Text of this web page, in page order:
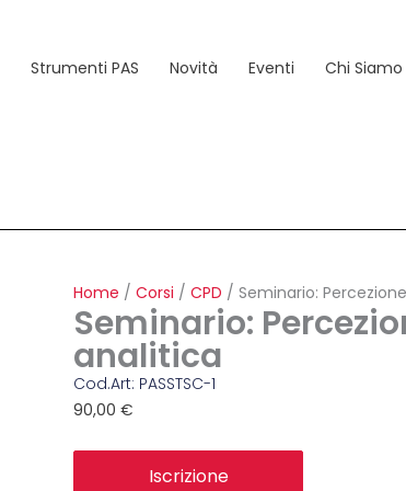
Strumenti PAS Novità Eventi Chi Siamo
Home /Corsi /CPD / Seminario:
Seminario:
analitica
Cod.Art: PASSTSC-1
90,00€
Iscrizione